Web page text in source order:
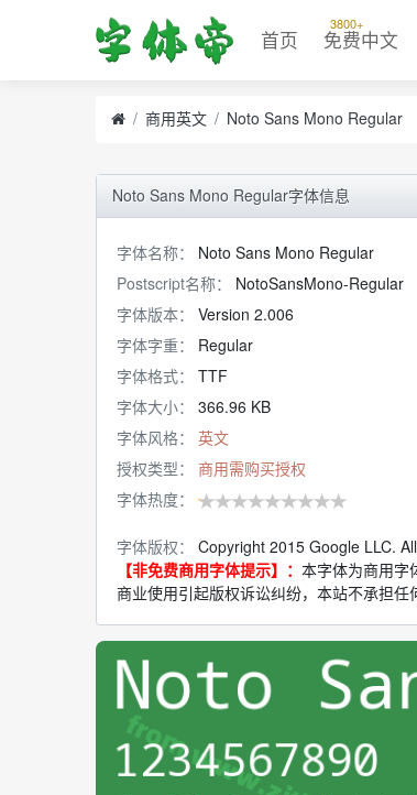
首页
3800+
免费中文
商用英文 Noto Sans Mono Regular
Noto Sans Mono Regular字体信息
字体名称： Noto Sans Mono Regular
Postscript名称： NotoSansMono-Regular
字体版本： Version 2.006
字体字重： Regular
字体格式： TTF
字体大小： 366.96 KB
字体风格： 英文
授权类型： 商用需购买授权
字体热度：
字体版权： Copyright 2015 Google LLC.
【非免费商用字体提示】： 本字体为商用字
商业使用引起版权诉讼纠纷，本站不承担任